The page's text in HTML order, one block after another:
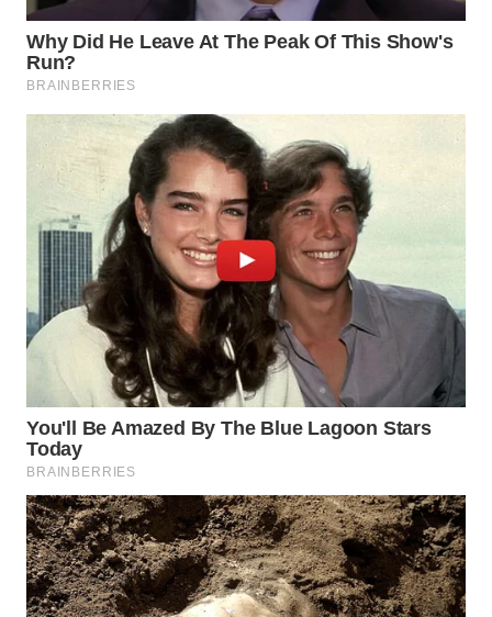
WN
SUBANG
WN
SUKABUMI
PURWAKARTA
WN
PRIANGAN
TIMUR
SEMARANG
WN
WN
BOROBUDUR